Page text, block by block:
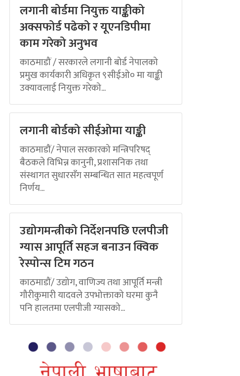
लगानी बोर्डमा नियुक्त याङ्कीको
अक्सफोर्ड पढेको र यूएनडिपीमा
काम गरेको अनुभव
काठमाडौं / सरकारले लगानी बोर्ड नेपालको
प्रमुख कार्यकारी अधिकृत ९सीईओ० मा याङ्की
उक्यावलाई नियुक्त गरेको...
लगानी बोर्डको सीईओमा याङ्की
काठमाडौं/ नेपाल सरकारको मन्त्रिपरिषद्
बैठकले विभिन्न कानुनी, प्रशासनिक तथा
संस्थागत सुधारसँग सम्बन्धित सात महत्वपूर्ण
निर्णय...
उद्योगमन्त्रीको निर्देशनपछि एलपीजी
ग्यास आपूर्ति सहज बनाउन क्विक
रेस्पोन्स टिम गठन
काठमाडौं/ उद्योग, वाणिज्य तथा आपूर्ति मन्त्री
गौरीकुमारी यादवले उपभोक्ताको घरमा कुनै
पनि हालतमा एलपीजी ग्यासको...